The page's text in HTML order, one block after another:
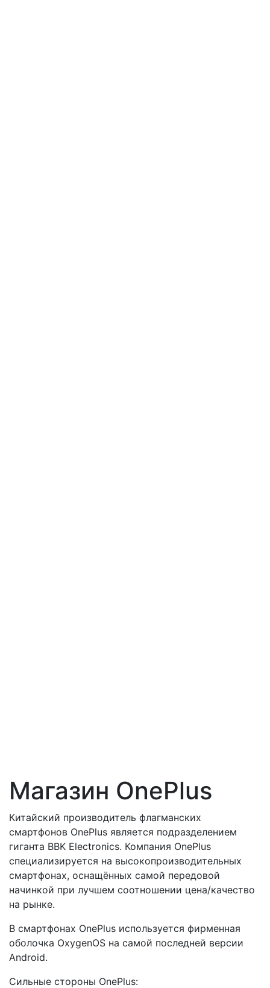
Магазин OnePlus
Китайский производитель флагманских
смартфонов OnePlus является подразделением
гиганта BBK Electronics. Компания OnePlus
специализируется на высокопроизводительных
смартфонах, оснащённых самой передовой
начинкой при лучшем соотношении цена/качество
на рынке.
В смартфонах OnePlus используется фирменная
оболочка OxygenOS на самой последней версии
Android.
Сильные стороны OnePlus: